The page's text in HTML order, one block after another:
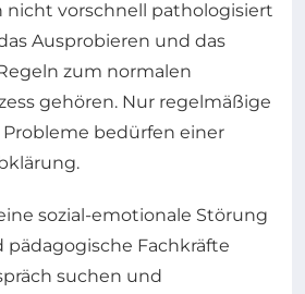
nicht vorschnell pathologisiert
Ausprobieren und das
zum normalen
gehören. Nur regelmäßige
bedürfen einer
sozial-emotionale Störung
Fachkräfte
suchen und